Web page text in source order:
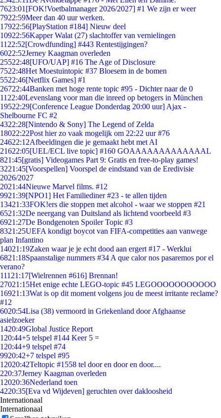
7623:01 [FOK!Voetbalmanager 2026/2027] #1 We zijn er weer
7922:59Meer dan 40 uur werken.
17922:56[PlayStation #184] Nieuw deel
10922:56Kapper Walat (27) slachtoffer van vernielingen
11 22:52[Crowdfunding] #443 Rentestijgingen?
6022:52Jerney Kaagman overleden
25522:48[UFO/UAP] #16 The Age of Disclosure
7522:48Het Moestuintopic #37 Bloesem in de bomen
5522:46[Netflix Games] #1
26722:44Banken met hoge rente topic #95 - Dichter naar de 0
11 22:40Levenslang voor man die inreed op betogers in München
19522:29[Conference League Donderdag 20:00 uur] Ajax -
Shelbourne FC #2
4322:28[Nintendo & Sony] The Legend of Zelda
18022:22Post hier zo vaak mogelijk om 22:22 uur #76
24622:12Afbeeldingen die je gemaakt hebt met AI
21622:05[UEL/ECL live topic] #160 GOAAAAAAAAAAAAAL
821:45[gratis] Videogames Part 9: Gratis en free-to-play games!
3221:45[Voorspellen] Voorspel de eindstand van de Eredivisie
2026/2027
2021:44Nieuwe Marvel films. #12
9921:39[NPO1] Het Familiediner #23 - te allen tijden
13421:33FOK!ers die stoppen met alcohol - waar we stoppen #21
6521:32De neergang van Duitsland als lichtend voorbeeld #3
6921:27De Bondgenoten Spoiler Topic #3
8321:25UEFA kondigt boycot van FIFA-competities aan vanwege
plan Infantino
14021:19Zaken waar je je echt dood aan ergert #17 - Werklui
6821:18Spaanstalige nummers #34 A que calor nos pasaremos por el
verano?
111 21:17[Wielrennen #616] Brennan!
27021:15Het enige echte LEGO-topic #45 LEGOOOOOOOOOOO
16921:13Wat is op dit moment volgens jou de meest irritante reclame?
#12
6020:54Lisa (38) vermoord in Griekenland door Afghaanse
asielzoeker
1420:49Global Justice Report
1 20:44+5 telspel #144 Keer 5 =
1 20:44+9 telspel #74
9920:42+7 telspel #95
12020:42Teltopic #1558 tel door en door en door....
220:37Jerney Kaagman overleden
12020:36Nederland toen
4220:35[Eva vd Wijdeven] geruchten over dakloosheid
Internationaal
Internationaal